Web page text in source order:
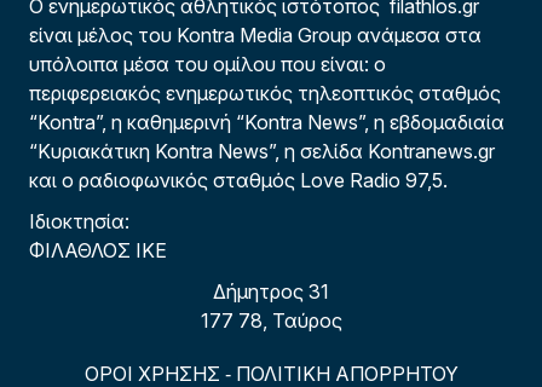
Ο ενημερωτικός αθλητικός ιστότοπος filathlos.gr
είναι μέλος του Kontra Media Group ανάμεσα στα
υπόλοιπα μέσα του ομίλου που είναι: ο
περιφερειακός ενημερωτικός τηλεοπτικός σταθμός
“Kontra”, η καθημερινή “Kontra News”, η εβδομαδιαία
“Κυριακάτικη Kontra News”, η σελίδα Kontranews.gr
και ο ραδιοφωνικός σταθμός Love Radio 97,5.
Ιδιοκτησία:
ΦΙΛΑΘΛΟΣ ΙΚΕ
Δήμητρος 31
177 78, Ταύρος
ΟΡΟΙ ΧΡΗΣΗΣ - ΠΟΛΙΤΙΚΗ ΑΠΟΡΡΗΤΟΥ